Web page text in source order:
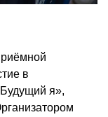
в
я»,